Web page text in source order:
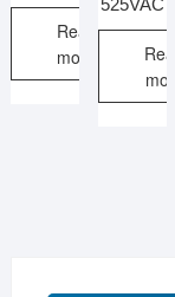
Read
more
Read
more